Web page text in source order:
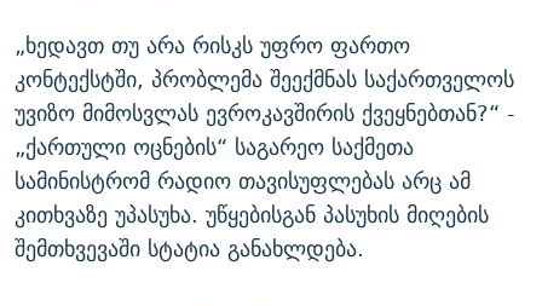
„ხედავთ თუ არა რისკს უფრო ფართო
კონტექსტში, პრობლემა შეექმნას საქართველოს
უვიზო მიმოსვლას ევროკავშირის ქვეყნებთან?“ -
„ქართული ოცნების“ საგარეო საქმეთა
სამინისტრომ რადიო თავისუფლებას არც ამ
კითხვაზე უპასუხა. უწყებისგან პასუხის მიღების
შემთხვევაში სტატია განახლდება.